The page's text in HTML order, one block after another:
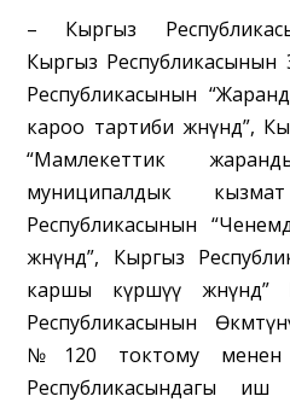
– Кыргыз
Кыргыз Республикасынын
Республикасынын
кароо тартиби жөнүндө”,
“Мамлекеттик
муниципалдык
Республикасынын
жөнүндө”, Кыргыз
каршы күрөшүү
Республикасынын
№120 токтому менен
Республикасындагы иш